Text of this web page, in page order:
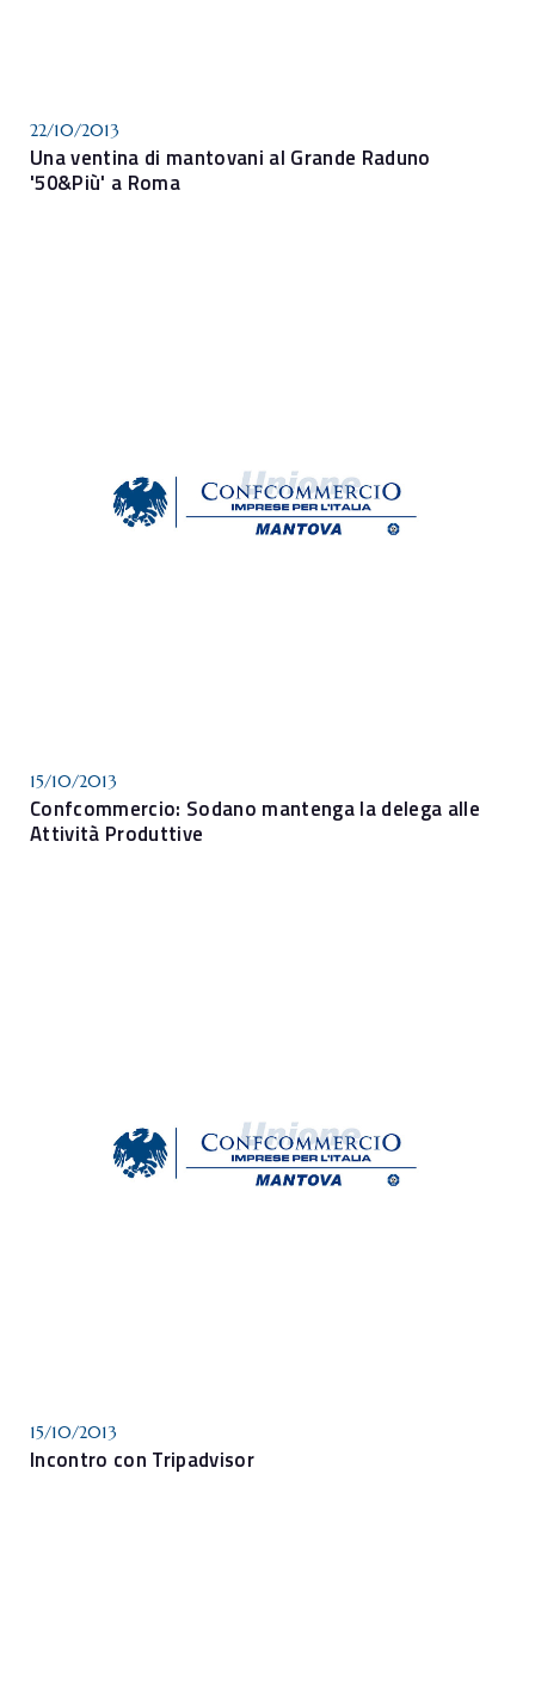
22/10/2013
Una ventina di mantovani al Grande Raduno
'50&Più' a Roma
15/10/2013
Confcommercio: Sodano mantenga la delega alle
Attività Produttive
15/10/2013
Incontro con Tripadvisor